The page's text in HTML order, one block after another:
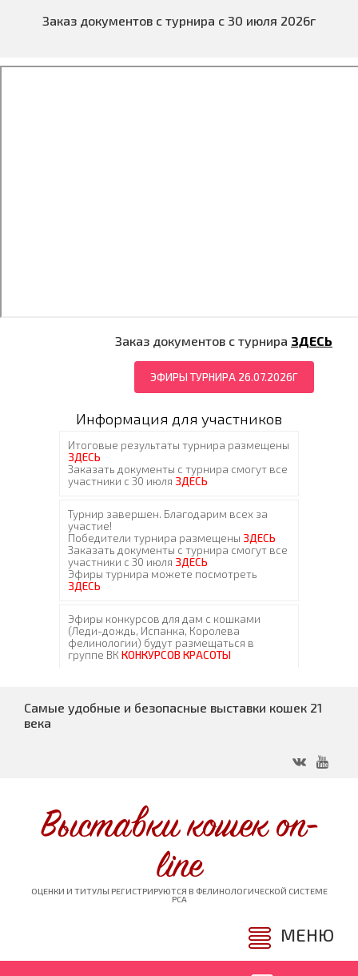
Заказ документов с турнира с 30 июля 2026г
Заказ документов с турнира ЗДЕСЬ
ЭФИРЫ ТУРНИРА 26.07.2026Г
Информация для участников
Самые удобные и безопасные выставки кошек 21
века
Выставки кошек on-
line
ОЦЕНКИ И ТИТУЛЫ РЕГИСТРИРУЮТСЯ В ФЕЛИНОЛОГИЧЕСКОЙ СИСТЕМЕ
PCA
МЕНЮ